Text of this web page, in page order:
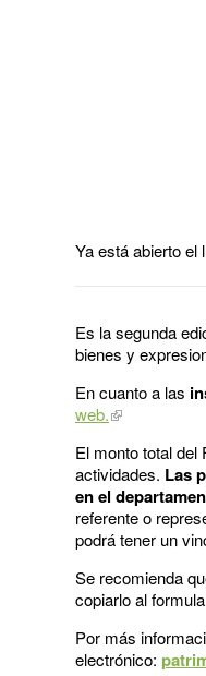
Ya está abierto el
Es la segunda
bienes y
En cuanto a las
web.
El monto total del
actividades. Las
en el
referente o
podrá tener un
Se recomienda
copiarlo al
Por más
electrónico: